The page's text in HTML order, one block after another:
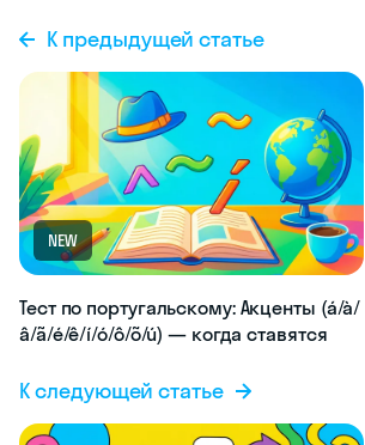
К предыдущей статье
NEW
Тест по португальскому: Акценты (á/à/
â/ã/é/ê/í/ó/ô/õ/ú) — когда ставятся
К следующей статье